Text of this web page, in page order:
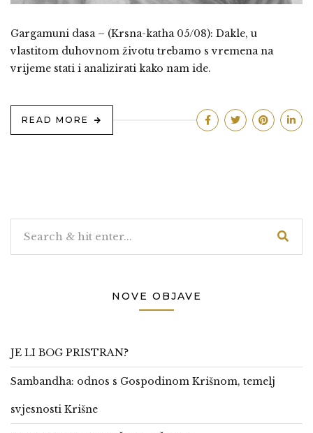
Gargamuni dasa – (Krsna-katha 05/08): Dakle, u
vlastitom duhovnom životu trebamo s vremena na
vrijeme stati i analizirati kako nam ide.
READ MORE
NOVE OBJAVE
JE LI BOG PRISTRAN?
Sambandha: odnos s Gospodinom Krišnom, temelj
svjesnosti Krišne